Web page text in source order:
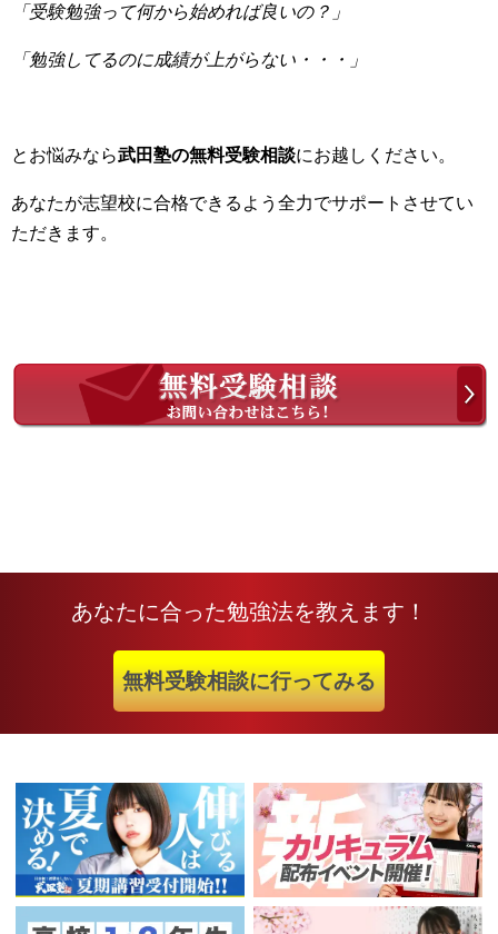
「受験勉強って何から始めれば良いの？」
「勉強してるのに成績が上がらない・・・」
とお悩みなら武田塾の無料受験相談にお越しください。
あなたが志望校に合格できるよう全力でサポートさせてい
ただきます。
あなたに合った勉強法を教えます！
無料受験相談に行ってみる